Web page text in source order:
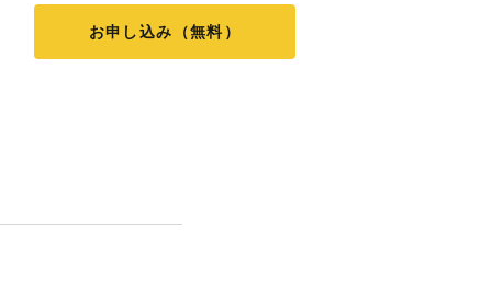
お申し込み（無料）